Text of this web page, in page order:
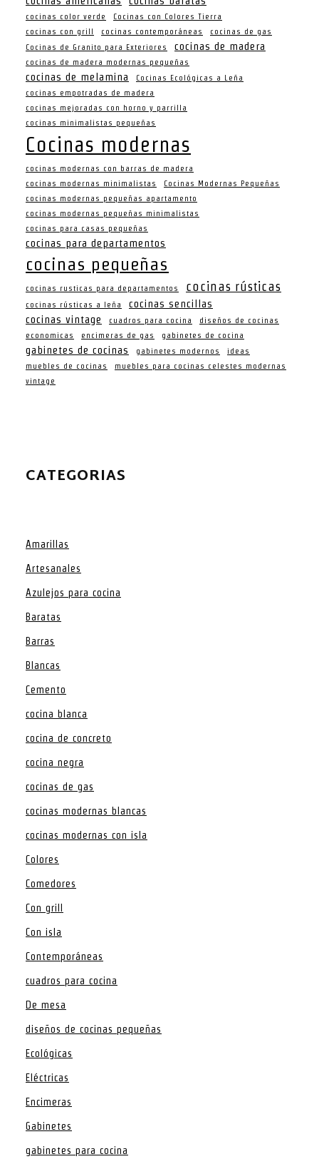
cocinas color verde
Cocinas con Colores Tierra
cocinas con grill
cocinas contemporáneas
cocinas de gas
Cocinas de Granito para Exteriores
cocinas de madera
cocinas de madera modernas pequeñas
cocinas de melamina
Cocinas Ecológicas a Leña
cocinas empotradas de madera
cocinas mejoradas con horno y parrilla
cocinas minimalistas pequeñas
Cocinas modernas
cocinas modernas con barras de madera
cocinas modernas minimalistas
Cocinas Modernas Pequeñas
cocinas modernas pequeñas apartamento
cocinas modernas pequeñas minimalistas
cocinas para casas pequeñas
cocinas para departamentos
cocinas pequeñas
cocinas rusticas para departamentos cocinas rústicas
cocinas rústicas a leña
cocinas sencillas
cocinas vintage
cuadros para cocina
diseños de cocinas
economicas
encimeras de gas gabinetes de cocina
gabinetes de cocinas gabinetes modernos
ideas
muebles de cocinas
muebles para cocinas celestes modernas
vintage
CATEGORIAS
Amarillas
Artesanales
Azulejos para cocina
Baratas
Barras
Blancas
Cemento
cocina blanca
cocina de concreto
cocina negra
cocinas de gas
cocinas modernas blancas
cocinas modernas con isla
Colores
Comedores
Con grill
Con isla
Contemporáneas
cuadros para cocina
De mesa
diseños de cocinas pequeñas
Ecológicas
Eléctricas
Encimeras
Gabinetes
gabinetes para cocina